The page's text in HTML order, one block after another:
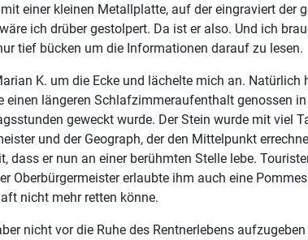
einer kleinen Metallplatte, auf der eingraviert der
ich drüber gestolpert. Da ist er also. Und ich
tief bücken um die Informationen darauf zu lesen.
K. um die Ecke und lächelte mich an.
einen längeren Schlafzimmeraufenthalt genossen
geweckt wurde. Der Stein wurde mit viel
und der Geograph, der den Mittelpunkt
dass er nun an einer berühmten Stelle lebe.
Oberbürgermeister erlaubte ihm auch eine
nicht mehr retten könne.
nicht vor die Ruhe des Rentnerlebens